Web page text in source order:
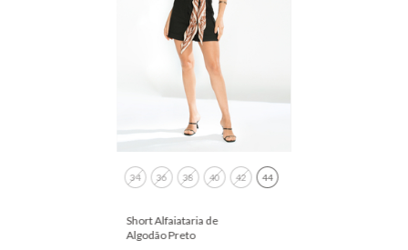
34 36 38 40 42 44
Short Alfaiataria de
Algodão Preto